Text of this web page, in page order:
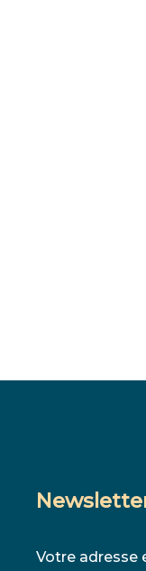
Votre adresse